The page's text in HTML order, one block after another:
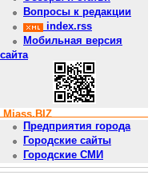
Вопросы к редакции
index.rss
Мобильная версия
сайта
Miass.BIZ
Предприятия города
Городские сайты
Городские СМИ